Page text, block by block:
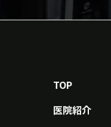
TOP
医院紹介